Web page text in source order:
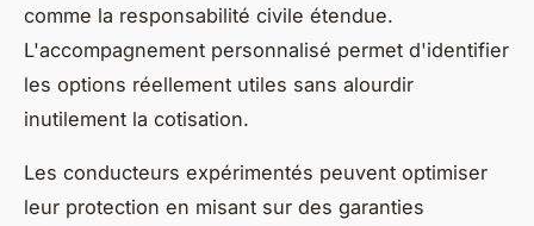
comme la responsabilité civile étendue.
L'accompagnement personnalisé permet d'identifier
les options réellement utiles sans alourdir
inutilement la cotisation.
Les conducteurs expérimentés peuvent optimiser
leur protection en misant sur des garanties